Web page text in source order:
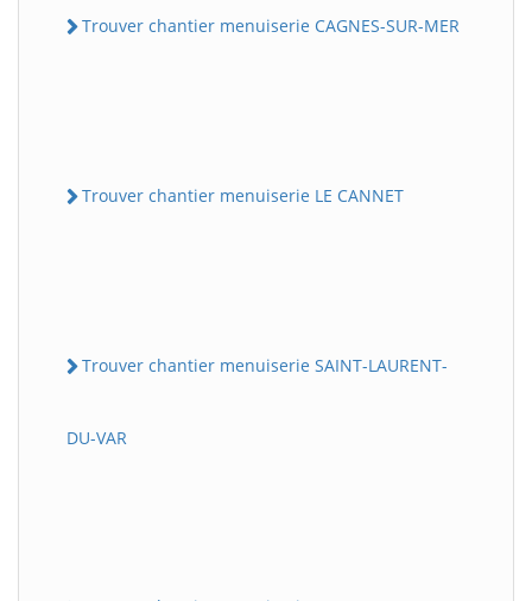
Trouver chantier menuiserie CAGNES-SUR-MER
Trouver chantier menuiserie LE CANNET
Trouver chantier menuiserie SAINT-LAURENT-
DU-VAR